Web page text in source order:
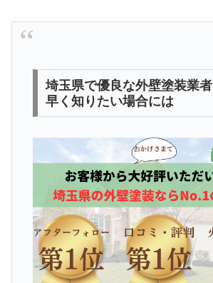
埼玉県で優良な外壁塗装業
早く知りたい場合には